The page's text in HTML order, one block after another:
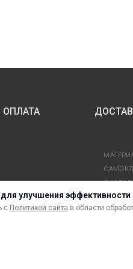
улучшения эффективности
с Политикой сайта в области
ОПЛАТА
УСЛУГИ